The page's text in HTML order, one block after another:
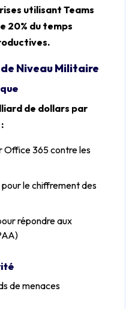
utilisant Teams
20% du temps
Niveau Militaire
de dollars par
365 contre les
le chiffrement des
répondre aux
de menaces